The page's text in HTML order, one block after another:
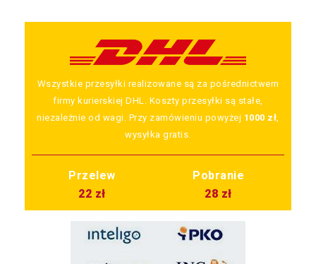
Wszystkie przesyłki realizowane są za pośrednictwem
firmy kurierskiej DHL. Koszty przesyłki są stałe,
niezależnie od wagi. Przy zamówieniu powyżej 1000 zł
wysyłka gratis.
Przelew
Pobranie
22 zł
28 zł